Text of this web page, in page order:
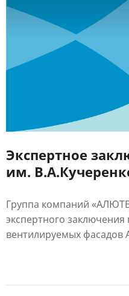
Экспертное
им.
Группа компаний
экспертного
вентилируемых фасадов